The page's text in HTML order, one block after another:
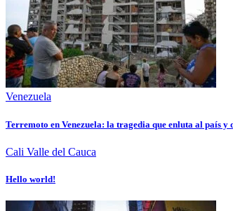
Venezuela
Terremoto en Venezuela: la tragedia que enluta al país y
Cali Valle del Cauca
Hello world!